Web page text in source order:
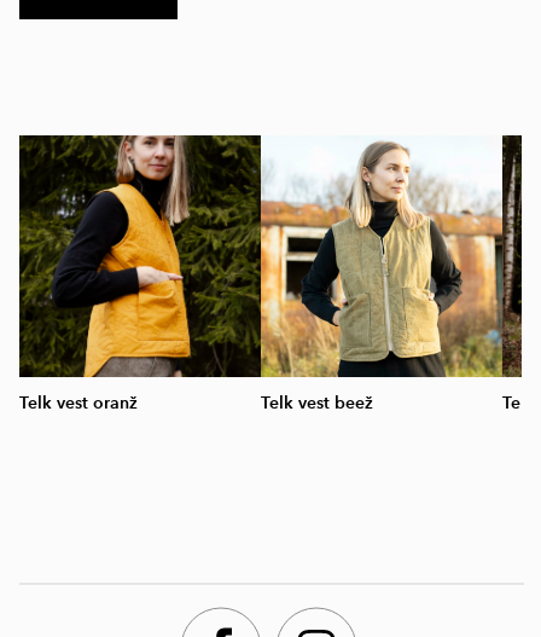
Telk vest oranž Telk vest beež Telk